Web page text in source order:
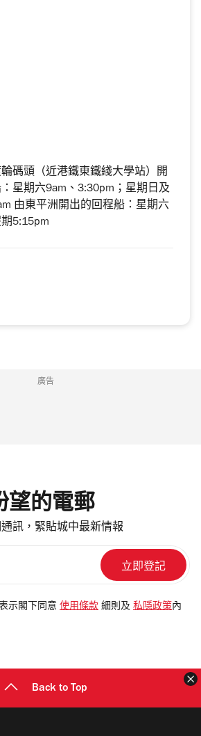
碼頭（近港鐵東鐵綫大學站）開
星期六9am、3:30pm；星期日及
由東平洲開出的回程船：星期六
5:15pm
廣告
望的電郵
訊，緊貼城中最新情報
示閣下同意 使用條款 細則及 私隱政策 內
Back to Top